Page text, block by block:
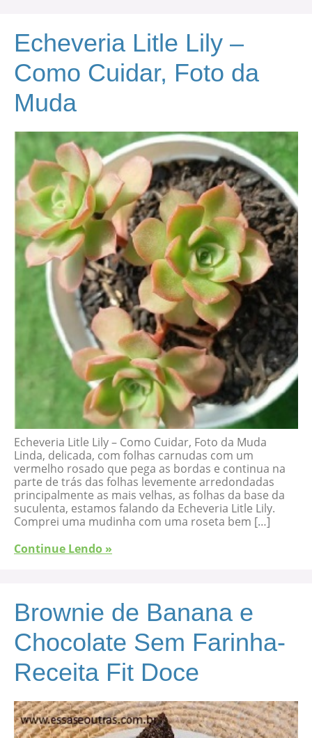
Echeveria Litle Lily –
Como Cuidar, Foto da
Muda
Echeveria Litle Lily – Como Cuidar, Foto da Muda
Linda, delicada, com folhas carnudas com um
vermelho rosado que pega as bordas e continua na
parte de trás das folhas levemente arredondadas
principalmente as mais velhas, as folhas da base da
suculenta, estamos falando da Echeveria Litle Lily.
Comprei uma mudinha com uma roseta bem […]
Continue Lendo »
Brownie de Banana e
Chocolate Sem Farinha-
Receita Fit Doce